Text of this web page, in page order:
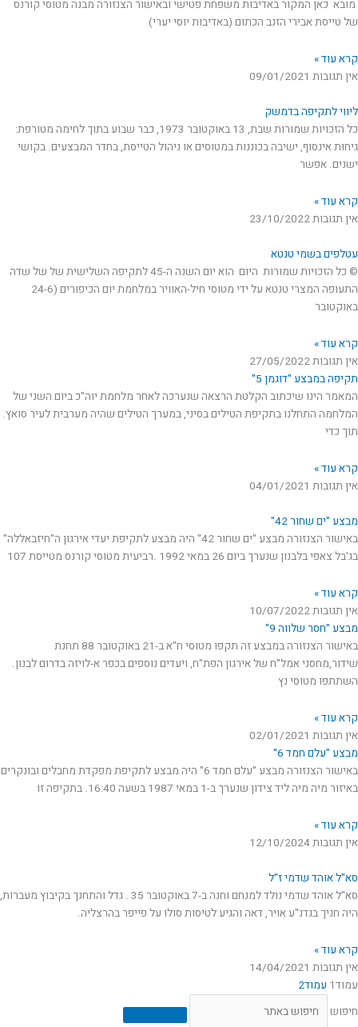
מובא כאן המקור באדיבות משפחת פטישי ובאישור הצנזורה מבנה מטוסי קורנס
של טייסת אבירי הזנב הכתום (באדיבות יוסי יערי)
קרא עוד »
אין תגובות 09/01/2021
ליווי לתקיפה בדמשק
כל הזכויות שמורות שבת, 13 באוקטובר 1973, כבר שבוע בתוך לחימה מטורפת:
גיחות אינסוף, ישיבה בכוננות במטוסים או ניהול הטייסת, בחדר המבצעים. בקושי
ישנים. אפשר
קרא עוד »
אין תגובות23/10/2022
עטלפים בשמי טנטא
© כל הזכויות שמורות היום הוא יום השנה ה-45 לתקיפה השלישית של של שדה
התעופה המצרי טנטא על ידי מטוסי חיל-האוויר במלחמת יום הכיפורים (24-6
באוקטובר
קרא עוד »
אין תגובות27/05/2022
תקיפה במבצע "דוגמן 5"
המאמר הינו שיכתוב הקלטת הרצאה שנערכה לאחר מלחמת יוה"כ ביום השני של
המלחמה התחלנו בתקיפת הטילים בסיני, במערך הטילים שהיה מערבית לעיר סואץ.
תוך כדי
קרא עוד »
אין תגובות 04/01/2021
מבצע "ים שחור 42"
באישור הצנזורה מבצע "ים שחור 42" היה מבצע לתקיפת יעדי אירגון ה"חיזבאללה"
בג'בל צאפי בלבנון שנערך ביום 26 במאי 1992 .רביעית מטוסי קורנס מטייסת 107
קרא עוד »
אין תגובות10/07/2022
מבצע "חסר שלווה 9"
באישור הצנזורה במבצע זה תקפו מטוסי ח"א ב-21 באוקטובר 88 תחנת
שידור,מחסני אמל"ח של אירגון הפת"ח, ויעדים נוספים בכפר א-לויזה בדרום לבנון.
השתתפו מטוסי נץ
קרא עוד »
אין תגובות 02/01/2021
מבצע "עלם חמד 6"
באישור הצנזורה מבצע "עלם חמד 6" היה מבצע לתקיפת מפקדת מחבלים ובונקרים
באיזור מיה מיה ליד צידון שנערך ב-1 במאי 1987 בשעה 16:40. בתקיפה זו
קרא עוד »
אין תגובות12/10/2024
סא"ל אוהד שדמי ז"ל
סא"ל אוהד שדמי נולד למנחם וחנה ב-7 באוקטובר 35 . גדל והתחנך בקיבוץ מעברות,
היה חניך בגדנ"ע אויר, דאה והגיע לטיסות סולו על פייפר בהרצליה.
קרא עוד »
אין תגובות 14/04/2021
עמוד1 עמוד2
חיפוש